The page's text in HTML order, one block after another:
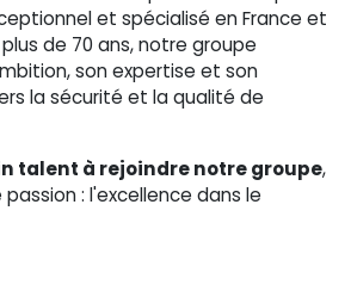
et spécialisé en France et
de 70 ans, notre groupe
son expertise et son
la sécurité et la qualité de
talent à rejoindre notre groupe,
: l'excellence dans le